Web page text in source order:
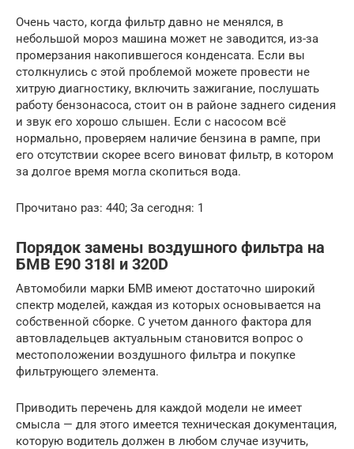
Очень часто, когда фильтр давно не менялся, в
небольшой мороз машина может не заводится, из-за
промерзания накопившегося конденсата. Если вы
столкнулись с этой проблемой можете провести не
хитрую диагностику, включить зажигание, послушать
работу бензонасоса, стоит он в районе заднего сидения
и звук его хорошо слышен. Если с насосом всё
нормально, проверяем наличие бензина в рампе, при
его отсутствии скорее всего виноват фильтр, в котором
за долгое время могла скопиться вода.
Прочитано раз: 440; За сегодня: 1
Порядок замены воздушного фильтра на
БМВ E90 318I и 320D
Автомобили марки БМВ имеют достаточно широкий
спектр моделей, каждая из которых основывается на
собственной сборке. С учетом данного фактора для
автовладельцев актуальным становится вопрос о
местоположении воздушного фильтра и покупке
фильтрующего элемента.
Приводить перечень для каждой модели не имеет
смысла — для этого имеется техническая документация,
которую водитель должен в любом случае изучить,